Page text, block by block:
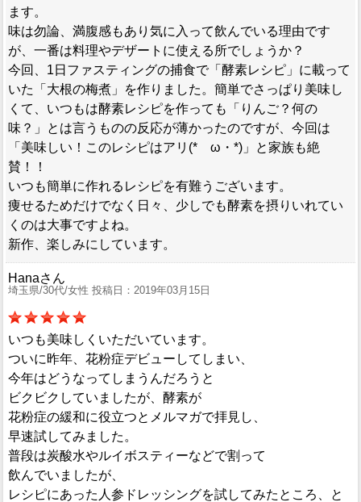
ます。
味は勿論、満腹感もあり気に入って飲んでいる理由です
が、一番は料理やデザートに使える所でしょうか？
今回、1日ファスティングの捕食で「酵素レシピ」に載って
いた「大根の梅煮」を作りました。簡単でさっぱり美味し
くて、いつもは酵素レシピを作っても「りんご？何の
味？」とは言うものの反応が薄かったのですが、今回は
「美味しい！このレシピはアリ(*ゝω・*)」と家族も絶
賛！！
いつも簡単に作れるレシピを有難うございます。
痩せるためだけでなく日々、少しでも酵素を摂りいれてい
くのは大事ですよね。
新作、楽しみにしています。
Hanaさん
埼玉県/30代/女性 投稿日：2019年03月15日
いつも美味しくいただいています。
ついに昨年、花粉症デビューしてしまい、
今年はどうなってしまうんだろうと
ビクビクしていましたが、酵素が
花粉症の緩和に役立つとメルマガで拝見し、
早速試してみました。
普段は炭酸水やルイボスティーなどで割って
飲んでいましたが、
レシピにあった人参ドレッシングを試してみたところ、と